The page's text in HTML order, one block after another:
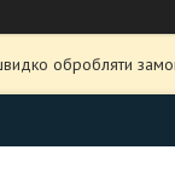
обробляти